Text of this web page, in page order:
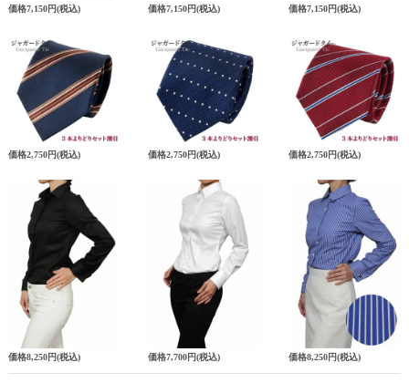
価格7,150円(税込) 価格7,150円(税込) 価格7,150円(税込)
価格2,750円(税込) 価格2,750円(税込) 価格2,750円(税込)
価格8,250円(税込) 価格7,700円(税込) 価格8,250円(税込)